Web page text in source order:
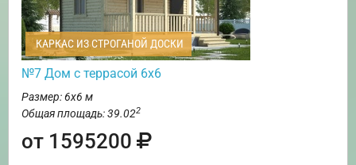
КАРКАС ИЗ СТРОГАНОЙ ДОСКИ
№7 Дом с террасой 6х6
Размер: 6х6 м
Общая площадь: 39.022
от 1595200